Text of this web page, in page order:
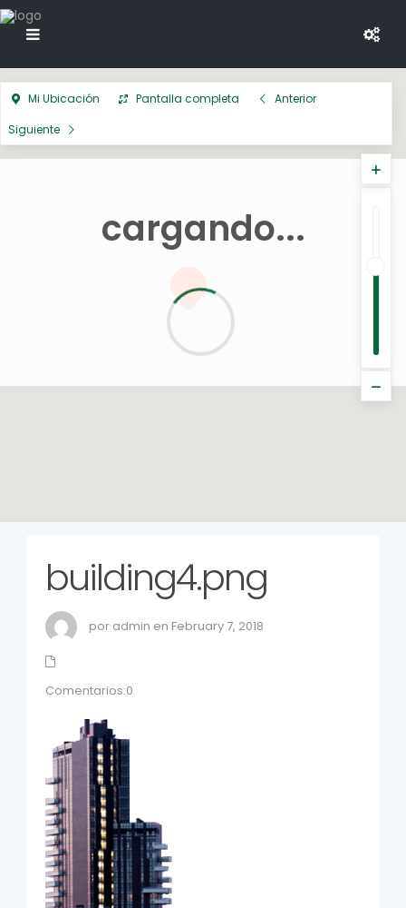
cargando...
Mi Ubicación Pantalla completa
Anterior
Siguiente
building4.png
por admin en February 7, 2018
Comentarios:0